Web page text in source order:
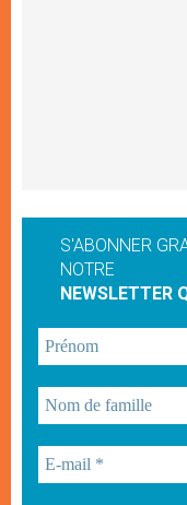
S'ABONNER
NOTRE
NEWSLETTER